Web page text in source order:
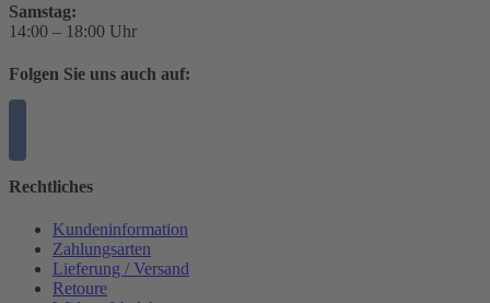
Samstag:
14:00 – 18:00 Uhr
Folgen Sie uns auch auf:
Rechtliches
Kundeninformation
Zahlungsarten
Lieferung / Versand
Retoure